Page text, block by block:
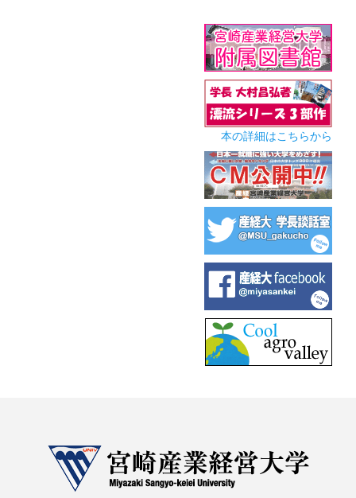
本の詳細はこちらから